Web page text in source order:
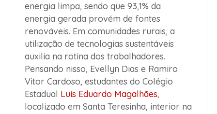
energia limpa, sendo que 93,1% da
energia gerada provém de fontes
renováveis. Em comunidades rurais, a
utilização de tecnologias sustentáveis
auxilia na rotina dos trabalhadores.
Pensando nisso, Evellyn Dias e Ramiro
Vitor Cardoso, estudantes do Colégio
Estadual Luís Eduardo Magalhães,
localizado em Santa Teresinha, interior na